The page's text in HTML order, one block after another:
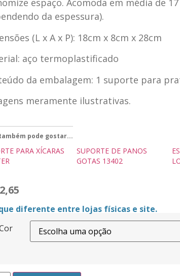
espaço. Acomoda em média de
da espessura).
(L x A x P): 18cm x 8cm x 28cm
aço termoplastificado
da embalagem: 1 suporte para
meramente ilustrativas.
pode gostar...
PARA XÍCARAS
SUPORTE DE PANOS
GOTAS 13402
diferente entre lojas físicas e site.